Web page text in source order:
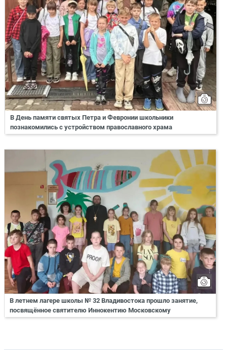
В День памяти святых Петра и Февронии школьники
познакомились с устройством православного храма
В летнем лагере школы № 32 Владивостока прошло занятие,
посвящённое святителю Иннокентию Московскому